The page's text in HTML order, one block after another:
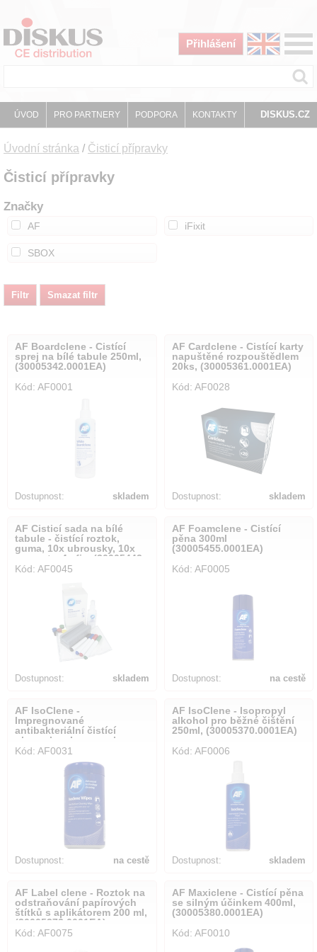
Přihlášení
ÚVOD PRO PARTNERY PODPORA KONTAKTY DISKUS.CZ
Úvodní stránka / Čisticí přípravky
Čisticí přípravky
Značky
AF iFixit
SBOX
AF Boardclene - Čistící
sprej na bílé tabule 250ml,
(30005342.0001EA)
Kód: AF0001
Dostupnost: skladem
AF Cardclene - Čistící karty
napuštěné rozpouštědlem
20ks, (30005361.0001EA)
Kód: AF0028
Dostupnost: skladem
AF Čisticí sada na bílé
tabule - čistící roztok,
guma, 10x ubrousky, 10x
magnety, 4x fix, (30005443.
Kód: AF0045
Dostupnost: skladem
AF Foamclene - Čistící
pěna 300ml
(30005455.0001EA)
Kód: AF0005
Dostupnost: na cestě
AF IsoClene -
Impregnované
antibakteriální čistící
ubrousky - Isopropyl
100ks, (30005371.0001EA)
Kód: AF0031
Dostupnost: na cestě
AF IsoClene - Isopropyl
alkohol pro běžné čištění
250ml, (30005370.0001EA)
Kód: AF0006
Dostupnost: skladem
AF Label clene - Roztok na
odstraňování papírových
štítků s aplikátorem 200 ml,
(30005373.0001EA)
Kód: AF0075
AF Maxiclene - Čistící pěna
se silným účinkem 400ml,
(30005380.0001EA)
Kód: AF0010